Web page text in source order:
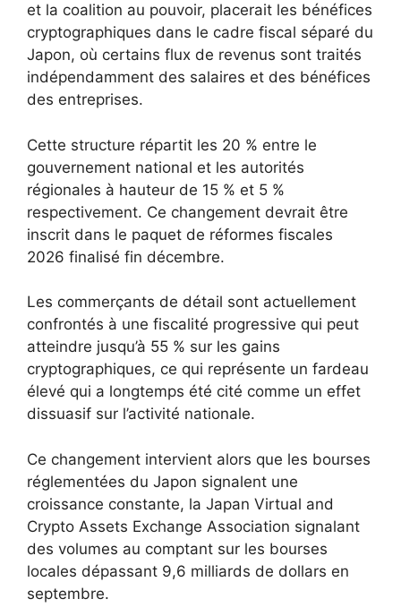
et la coalition au pouvoir, placerait les bénéfices
cryptographiques dans le cadre fiscal séparé du
Japon, où certains flux de revenus sont traités
indépendamment des salaires et des bénéfices
des entreprises.
Cette structure répartit les 20 % entre le
gouvernement national et les autorités
régionales à hauteur de 15 % et 5 %
respectivement. Ce changement devrait être
inscrit dans le paquet de réformes fiscales
2026 finalisé fin décembre.
Les commerçants de détail sont actuellement
confrontés à une fiscalité progressive qui peut
atteindre jusqu’à 55 % sur les gains
cryptographiques, ce qui représente un fardeau
élevé qui a longtemps été cité comme un effet
dissuasif sur l’activité nationale.
Ce changement intervient alors que les bourses
réglementées du Japon signalent une
croissance constante, la Japan Virtual and
Crypto Assets Exchange Association signalant
des volumes au comptant sur les bourses
locales dépassant 9,6 milliards de dollars en
septembre.